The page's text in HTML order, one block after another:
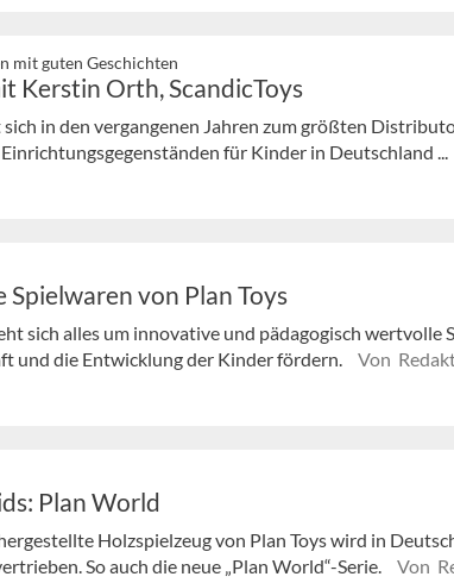
mit guten Geschichten
Kerstin Orth, ScandicToys
sich in den vergangenen Jahren zum größten
für Kinder in Deutschland ...
Spielwaren von Plan Toys
sich alles um innovative und pädagogisch wertvolle
und die Entwicklung der Kinder fördern.
Von
Plan World
Holzspielzeug von Plan Toys wird in
So auch die neue „Plan World“-Serie.
Von